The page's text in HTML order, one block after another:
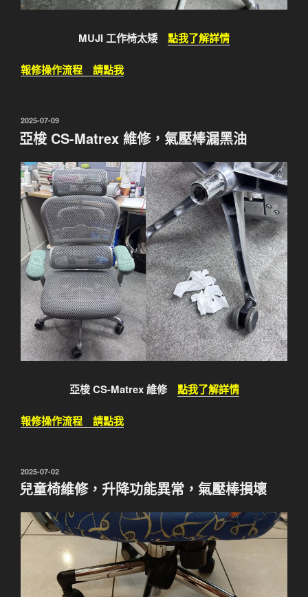
MUJI 工作椅太矮 點我了解詳情
報修操作流程 請點我
發
佈
於
2025-07-09
亞梭 CS-Matrex 維修，氣壓棒漏黑油
亞梭 CS-Matrex 維修 點我了解詳情
報修操作流程 請點我
發
佈
於
2025-07-02
兒童椅維修，升降功能異常，氣壓棒損壞